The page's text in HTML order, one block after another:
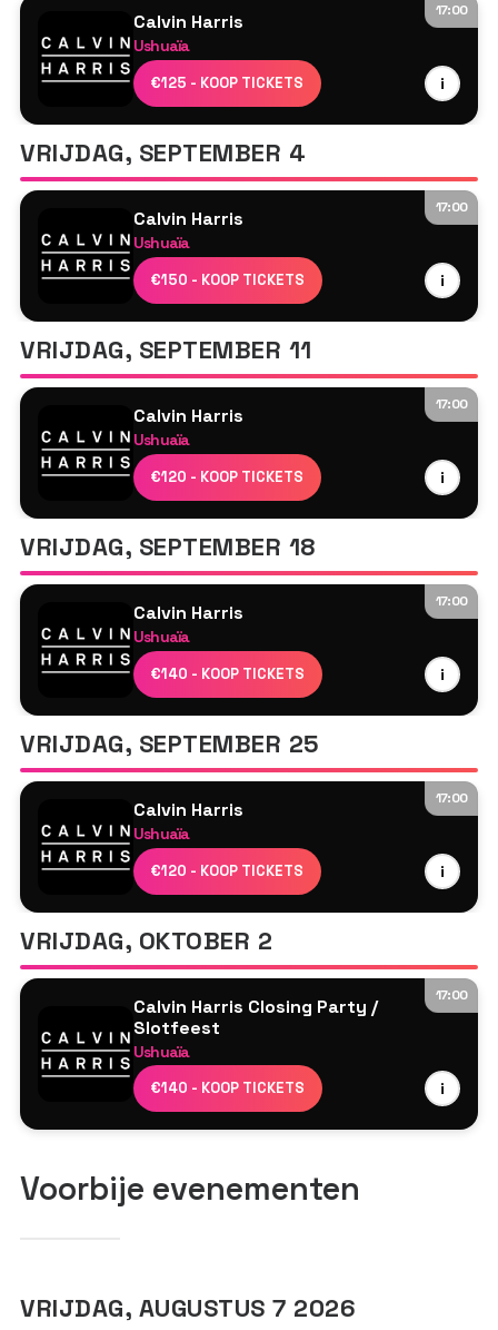
17:00
Calvin Harris
Ushuaïa
€125 - KOOP TICKETS i
Calvin Harris
MK
Tyson O'Brien
VRIJDAG, SEPTEMBER 4
17:00
Calvin Harris
Ushuaïa
€150 - KOOP TICKETS i
Calvin Harris
MK
Tyson O'Brien
VRIJDAG, SEPTEMBER 11
17:00
Calvin Harris
Ushuaïa
€120 - KOOP TICKETS i
Calvin Harris
MK
Tyson O'Brien
VRIJDAG, SEPTEMBER 18
17:00
Calvin Harris
Ushuaïa
€140 - KOOP TICKETS i
Calvin Harris
MK
Tyson O'Brien
VRIJDAG, SEPTEMBER 25
17:00
Calvin Harris
Ushuaïa
€120 - KOOP TICKETS i
Calvin Harris
MK
Tyson O'Brien
VRIJDAG, OKTOBER 2
17:00
Calvin Harris Closing Party /
Slotfeest
Ushuaïa
€140 - KOOP TICKETS i
Calvin Harris
MK
Tyson O'Brien
Voorbije evenementen
VRIJDAG, AUGUSTUS 7 2026